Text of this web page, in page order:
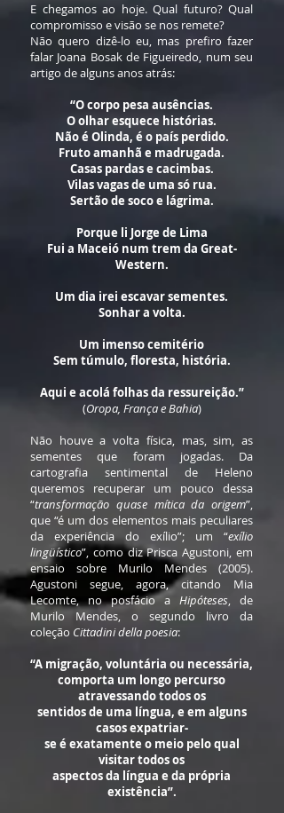
E chegamos ao hoje. Qual futuro? Qual
compromisso e visão se nos remete?
Não quero dizê-lo eu, mas prefiro fazer
falar Joana Bosak de Figueiredo, num seu
artigo de alguns anos atrás:
“O corpo pesa ausências.
O olhar esquece histórias.
Não é Olinda, é o país perdido.
Fruto amanhã e madrugada.
Casas pardas e cacimbas.
Vilas vagas de uma só rua.
Sertão de soco e lágrima.
Porque li Jorge de Lima
Fui a Maceió num trem da Great-
Western.
Um dia irei escavar sementes.
Sonhar a volta.
Um imenso cemitério
Sem túmulo, floresta, história.
Aqui e acolá folhas da ressureição.”
(Oropa, França e Bahia)
Não houve a volta física, mas, sim, as
sementes que foram jogadas. Da
cartografia sentimental de Heleno
queremos recuperar um pouco dessa
“transformação quase mítica da origem”,
que “é um dos elementos mais peculiares
da experiência do exílio”; um “exílio
lingüístico”, como diz Prisca Agustoni, em
ensaio sobre Murilo Mendes (2005).
Agustoni segue, agora, citando Mia
Lecomte, no posfácio a Hipóteses, de
Murilo Mendes, o segundo livro da
coleção Cittadini della poesia:
“A migração, voluntária ou necessária,
comporta um longo percurso
atravessando todos os
sentidos de uma língua, e em alguns
casos expatriar-
se é exatamente o meio pelo qual
visitar todos os
aspectos da língua e da própria
existência”.